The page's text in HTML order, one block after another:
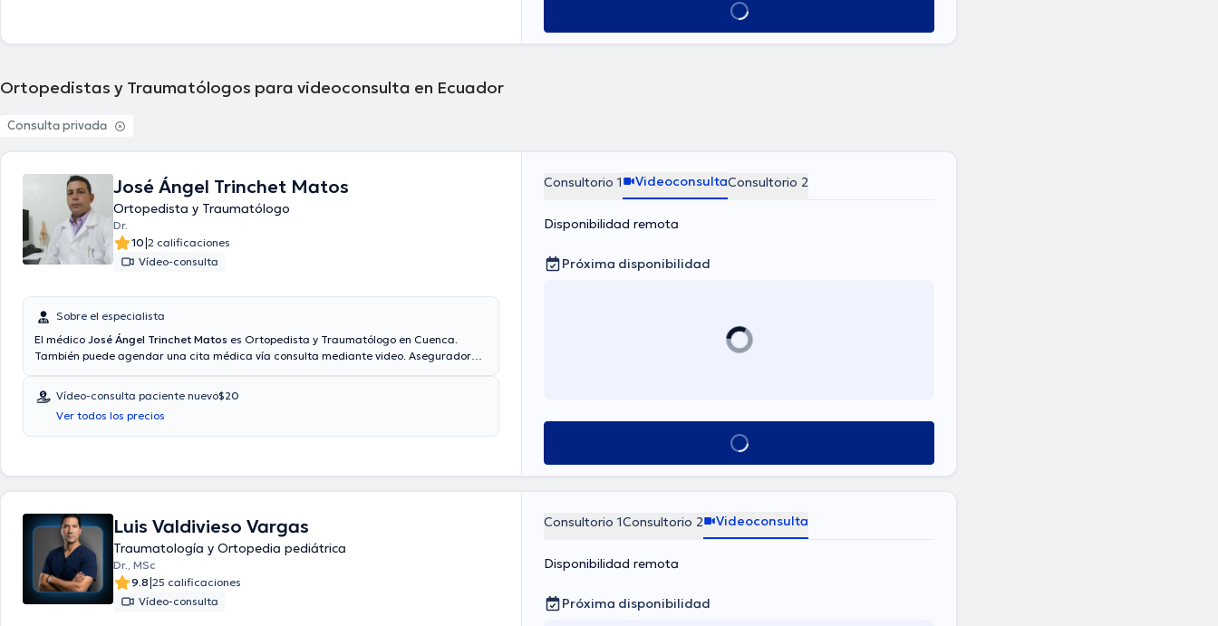
Ver más horarios
Ortopedistas y Traumatólogos para videoconsulta en Ecuador
Consulta privada
José Ángel Trinchet Matos
Ortopedista y Traumatólogo
Dr.
10|2 calificaciones
Vídeo-consulta
Sobre el especialista
El médico José Ángel Trinchet Matos es Ortopedista y Traumatólogo en Cuenca.
También puede agendar una cita médica vía consulta mediante video. Aseguradoras
aceptadas. El precio de la consulta con el doctor José Ángel Trinchet Matos es de
$20.
Vídeo-consulta paciente nuevo$20
Ver todos los precios
Consultorio 1 VideoconsultaConsultorio 2
Disponibilidad remota
Próxima disponibilidad
Ver más horarios
Luis Valdivieso Vargas
Traumatología y Ortopedia pediátrica
Dr., MSc
9.8|25 calificaciones
Vídeo-consulta
Consultorio 1Consultorio 2 Videoconsulta
Disponibilidad remota
Próxima disponibilidad